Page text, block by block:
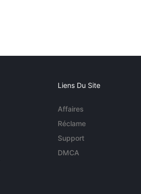
Liens Du Site
Affaires
Réclame
Support
DMCA